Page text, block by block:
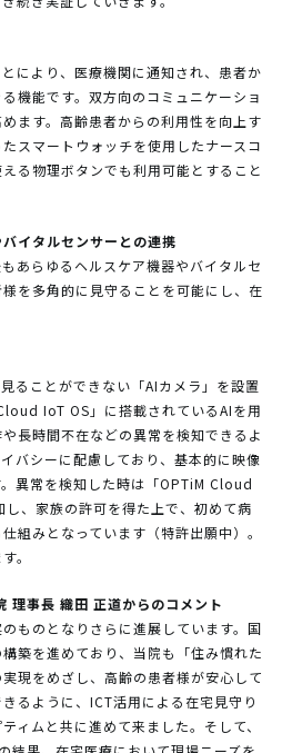
により、医療機関に通知され、患者か
機能です。双方向のコミュニケーショ
ます。高齢患者からの利用性を向上す
スマートウォッチを使用したナースコ
る物理ボタンでも利用可能とすること
イタルセンサーとの連携
あらゆるヘルスケア機器やバイタルセ
を多角的に見守ることを可能にし、在
ることができない「AIカメラ」を設置
IoT OS」に搭載されているAIを用
長時間不在などの異常を検知できるよ
バシーに配慮しており、基本的に映像
異常を検知した時は「OPTiM Cloud
、家族の許可を得た上で、初めて病
組みとなっています（特許出願中）。
。
理事長 織田 正道からのコメント
ものとなりさらに進展しています。国
築を進めており、当院も「住み慣れた
現をめざし、高齢の患者様が安心して
るように、ICT活用による在宅見守り
ィムと共に進めて来ました。そして、